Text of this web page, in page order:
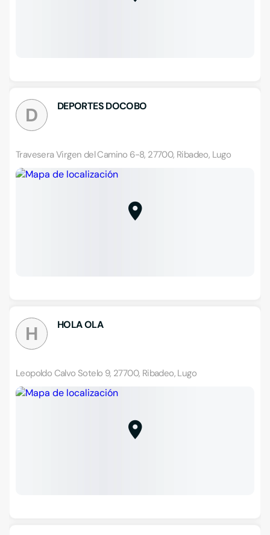
D DEPORTES DOCOBO
Travesera Virgen del Camino 6-8, 27700, Ribadeo, Lugo
H HOLA OLA
Leopoldo Calvo Sotelo 9, 27700, Ribadeo, Lugo